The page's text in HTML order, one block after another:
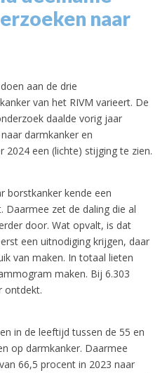
naar
aan de drie
van het RIVM varieert. De
daalde vorig jaar
darmkanker en
2024 een (lichte) stijging te zien.
borstkanker kende een
zet de daling die al
door. Wat opvalt, is dat
een uitnodiging krijgen, daar
van maken. In totaal lieten
maken. Bij 6.303
ontdekt.
in de leeftijd tussen de 55 en
op darmkanker. Daarmee
66,5 procent in 2023 naar